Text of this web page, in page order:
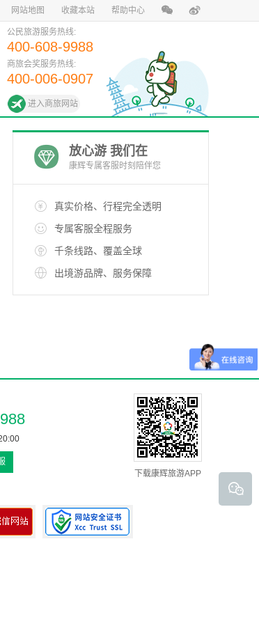
网站地图 收藏本站 帮助中心
公民旅游服务热线:
400-608-9988
商旅会奖服务热线:
400-006-0907
进入商旅网站
放心游 我们在
康辉专属客服时刻陪伴您
真实价格、行程完全透明
专属客服全程服务
千条线路、覆盖全球
出境游品牌、服务保障
下载康辉旅游APP